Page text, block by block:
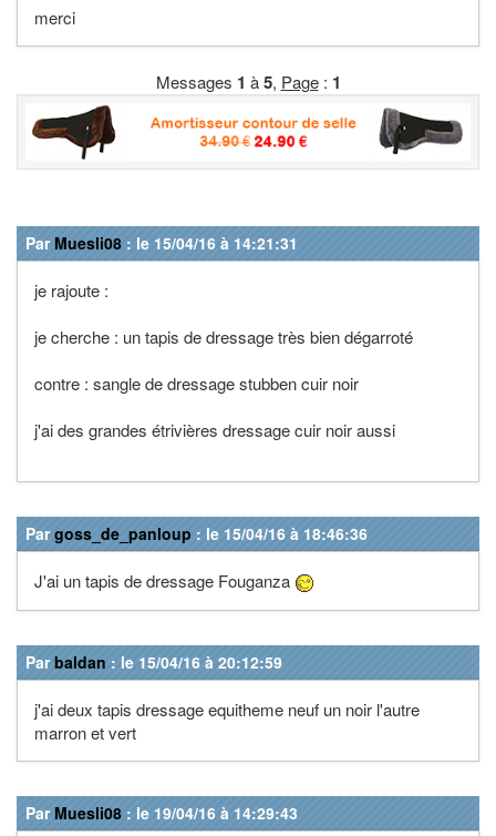
merci
Messages 1 à5, Page: 1
Par Muesli08 : le 15/04/16 à 14:21:31
je rajoute :
je cherche : un tapis de dressage très bien dégarroté
contre : sangle de dressage stubben cuir noir
j'ai des grandes étrivières dressage cuir noir aussi
Pargoss_de_panloup : le 15/04/16 à 18:46:36
J'ai un tapis de dressage Fouganza
Parbaldan : le 15/04/16 à 20:12:59
j'ai deux tapis dressage equitheme neuf un noir l'autre
marron et vert
Par Muesli08 : le 19/04/16 à 14:29:43